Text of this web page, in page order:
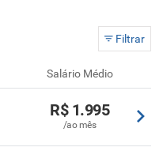
Filtrar
Salário Médio
R$ 1.995
/ao mês